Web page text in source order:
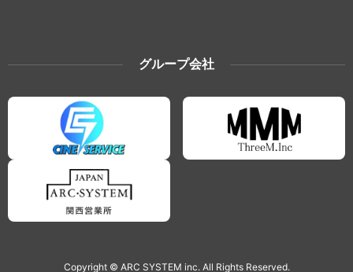
グループ会社
Copyright © ARC SYSTEM inc. All Rights Reserved.